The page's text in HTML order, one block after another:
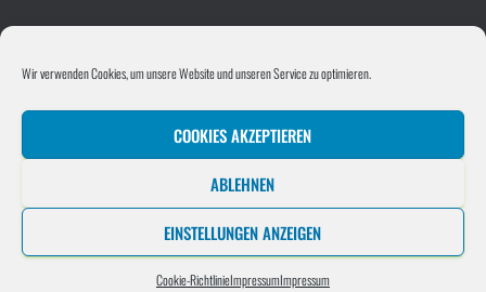
Wir verwenden Cookies, um unsere Website und unseren Service zu optimieren.
COOKIES AKZEPTIEREN
ABLEHNEN
EINSTELLUNGEN ANZEIGEN
Cookie-RichtlinieImpressumImpressum
UNTERNEHMEN
Hestia | Entwickelt vonThemeIsle